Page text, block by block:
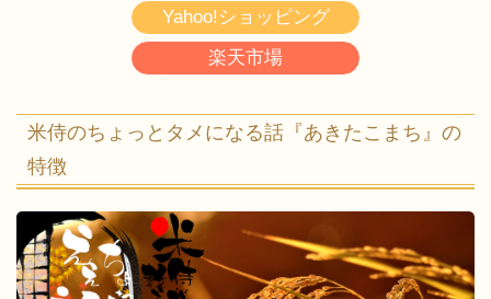
Yahoo!ショッピング
楽天市場
米侍のちょっとタメになる話『あきたこまち』の
特徴